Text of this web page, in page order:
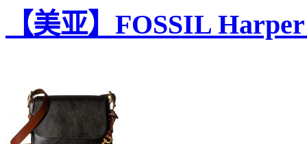
【美亚】FOSSIL